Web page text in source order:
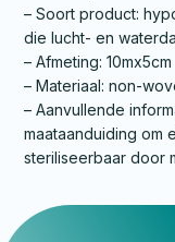
– Soort product:
die lucht- en
– Afmeting: 10mx5cm
– Materiaal: non-
– Aanvullende
maataanduiding om
steriliseerbaar door